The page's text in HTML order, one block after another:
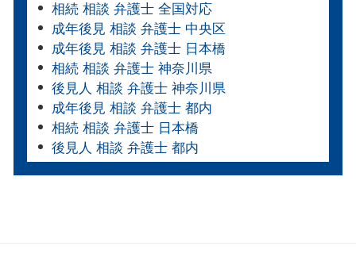
相続 相談 弁護士 全国対応
成年後見 相談 弁護士 中央区
成年後見 相談 弁護士 日本橋
相続 相談 弁護士 神奈川県
後見人 相談 弁護士 神奈川県
成年後見 相談 弁護士 都内
相続 相談 弁護士 日本橋
後見人 相談 弁護士 都内